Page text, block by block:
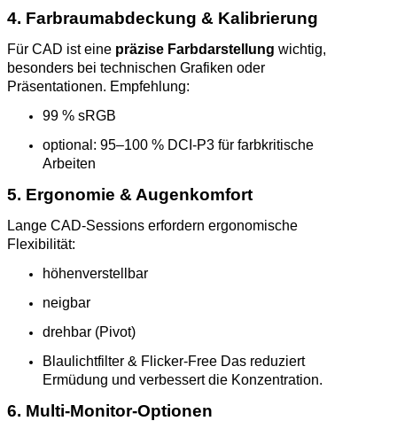
4. Farbraumabdeckung & Kalibrierung
Für CAD ist eine präzise Farbdarstellung wichtig,
besonders bei technischen Grafiken oder
Präsentationen. Empfehlung:
99 % sRGB
optional: 95–100 % DCI‑P3 für farbkritische
Arbeiten
5. Ergonomie & Augenkomfort
Lange CAD‑Sessions erfordern ergonomische
Flexibilität:
höhenverstellbar
neigbar
drehbar (Pivot)
Blaulichtfilter & Flicker‑Free Das reduziert
Ermüdung und verbessert die Konzentration.
6. Multi‑Monitor‑Optionen